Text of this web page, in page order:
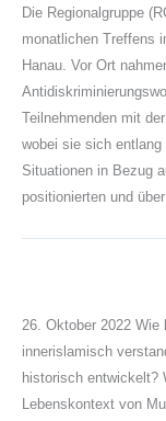
Die Regionalgruppe
monatlichen Treffens
Hanau. Vor Ort
Teilnehmenden mit
wobei sie sich
Situationen in Bezug
positionierten und
26. Oktober 2022 Wie
innerislamisch
historisch entwickelt?
Lebenskontext von